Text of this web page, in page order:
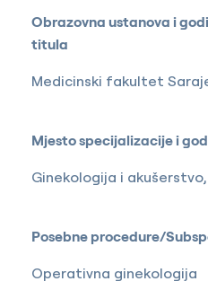
Obrazovna ustanova i
titula
Medicinski fakultet
Mjesto specijalizacije i
Ginekologija i akušerstvo,
Posebne procedure/
Operativna ginekologija